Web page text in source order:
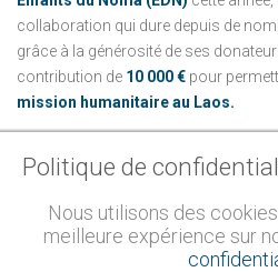
collaboration qui dure depuis de
grâce à la générosité de ses
contribution de 10 000 € pour
mission humanitaire au Laos.
Lire la suite
Politique de
Nous utilisons des
meilleure expérience sur